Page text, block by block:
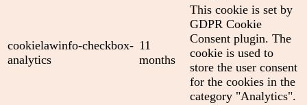
cookielawinfo-checkbox-
analytics
11
months
This cookie is set by
GDPR Cookie
Consent plugin. The
cookie is used to
store the user consent
for the cookies in the
category "Analytics".